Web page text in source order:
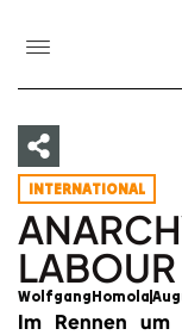
INTERNATIONAL
WolfgangHomola
Im Rennen um